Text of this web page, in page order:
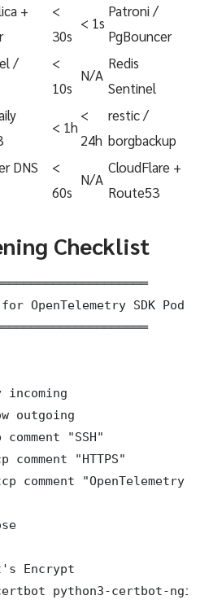
+
<
30s
< 1s
Patroni /
PgBouncer
/
<
10s
N/A
Redis
Sentinel
< 1h
<
24h
restic /
borgbackup
DNS
<
60s
N/A
CloudFlare +
Route53
Checklist
OpenTelemetry SDK Pod
incoming
outgoing
"SSH"
"HTTPS"
comment "OpenTelemetry
Encrypt
python3-certbot-